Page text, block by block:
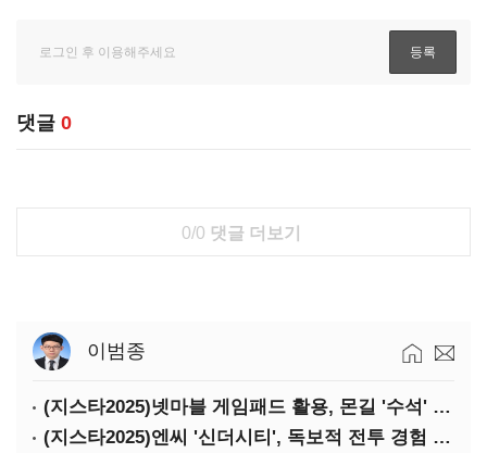
댓글 0
0/0 댓글 더보기
이범종
(지스타2025)넷마블 게임패드 활용, 몬길 '수석' 7대죄 '차석'
(지스타2025)엔씨 '신더시티', 독보적 전투 경험 필요